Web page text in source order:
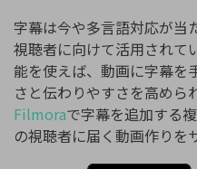
字幕は今や多言語対応が当
視聴者に向けて活用されて
能を使えば、動画に字幕を
さと伝わりやすさを高めら
Filmoraで字幕を追加する
の視聴者に届く動画作りを